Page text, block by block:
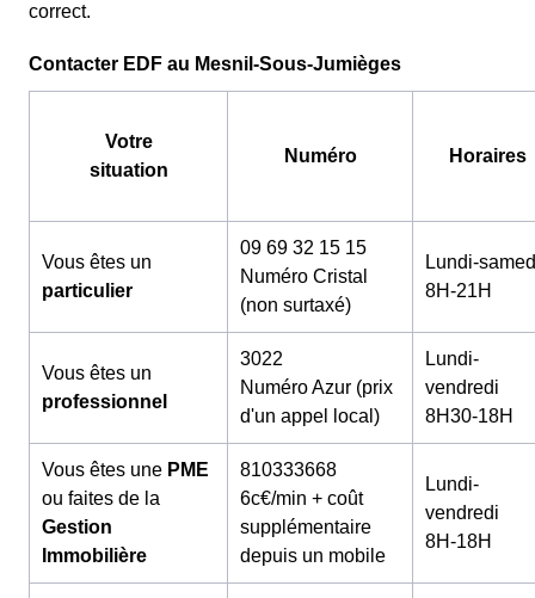
correct.
Contacter EDF au Mesnil-Sous-Jumièges
Votre
situation
Numéro Horaires
Vous êtes un
particulier
09 69 32 15 15
Numéro Cristal
(non surtaxé)
Lundi-
8H-21H
Vous êtes un
professionnel
3022
Numéro Azur (prix
d'un appel local)
Lundi-
vendredi
8H30-18H
Vous êtes une PME
ou faites de la
Gestion
Immobilière
810333668
6c€/min + coût
supplémentaire
depuis un mobile
Lundi-
vendredi
8H-18H